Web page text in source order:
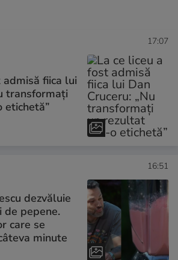
17:07
admisă fiica lui
transformați
16:51
dezvăluie
pepene.
care se
minute